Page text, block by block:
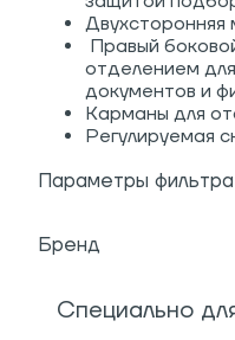
Двухсторонняя
Правый
отделением
документов и
Карманы для
Регулируемая
Параметры фильтра
Бренд
Специально